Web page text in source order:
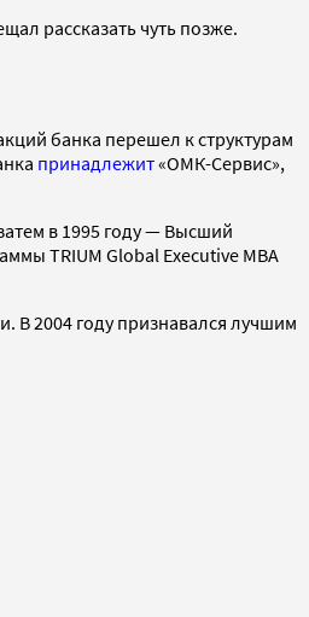
рассказать чуть позже.
банка перешел к структурам
принадлежит«ОМК-Сервис»,
в 1995 году — Высший
TRIUM Global Executive MBA
В 2004 году признавался лучшим